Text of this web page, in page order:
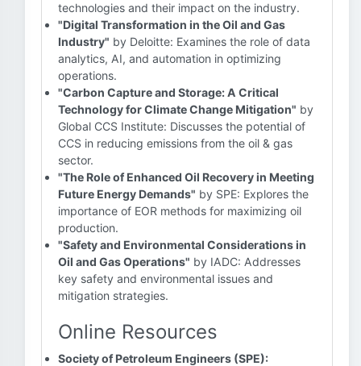
technologies and their impact on the industry.
"Digital Transformation in the Oil and Gas
Industry" by Deloitte: Examines the role of data
analytics, AI, and automation in optimizing
operations.
"Carbon Capture and Storage: A Critical
Technology for Climate Change Mitigation" by
Global CCS Institute: Discusses the potential of
CCS in reducing emissions from the oil & gas
sector.
"The Role of Enhanced Oil Recovery in Meeting
Future Energy Demands" by SPE: Explores the
importance of EOR methods for maximizing oil
production.
"Safety and Environmental Considerations in
Oil and Gas Operations" by IADC: Addresses
key safety and environmental issues and
mitigation strategies.
Online Resources
Society of Petroleum Engineers (SPE):